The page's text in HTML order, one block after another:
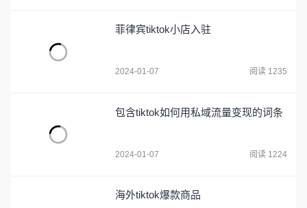
菲律宾tiktok小店入驻
2024-01-07 阅读 1235
包含tiktok如何用私域流量变现的词条
2024-01-07 阅读 1224
海外tiktok爆款商品